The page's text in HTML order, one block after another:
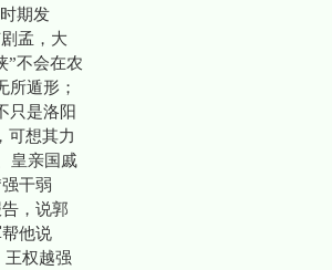
期发
孟，大
”不会在农
所遁形；
只是洛阳
可想其力
皇亲国戚
干弱
，说郭
他说
王权越强